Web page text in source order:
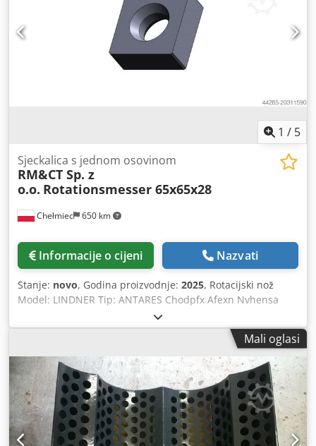
1 / 5
Chełmiec 650 km
Sjeckalica s jednom osovinom
RM&CT Sp. z
o.o. Rotationsmesser 65x65x28
Informacije o cijeni Nazvati
Stanje: novo, Godina proizvodnje: 2025, Rotacijski nož
Model: LINDNER Tip: ANTARES Chodpfx Afexn Nvhensa
Godina proizvodnje: 2025 Novo / Odmah spremno za
upotrebu Proizvodimo rezervne noževe i dijelove za
drobilice i sjeckalice. Molimo navedite tip noža prilikom
narudžbe.
Mali oglasi